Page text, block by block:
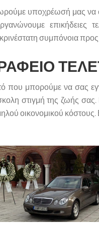
υποχρέωσή μας να
επικήδειες
συμπόνοια
που μπορούμε να σας
στιγμή της ζωής
οικονομικού